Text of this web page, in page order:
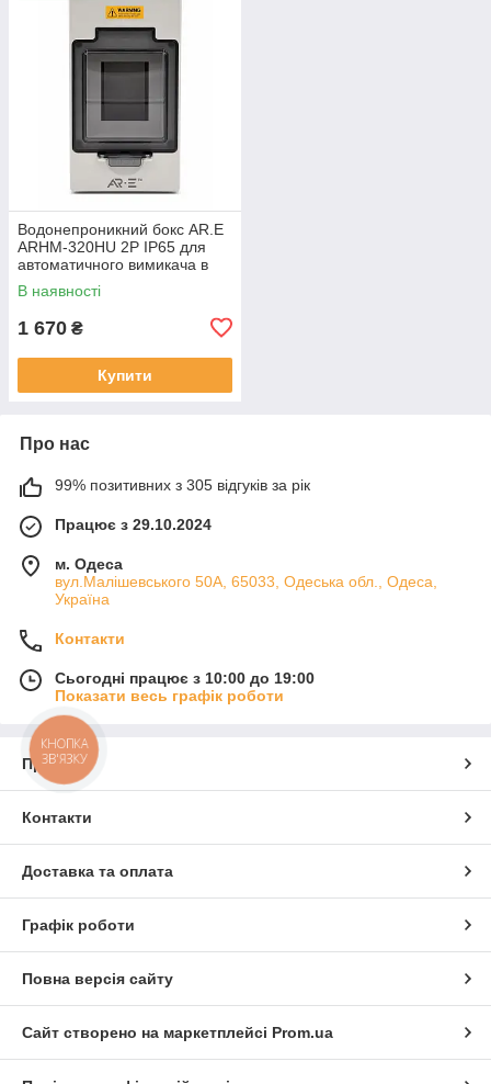
Водонепроникний бокс AR.E
ARHM-320HU 2P IP65 для
автоматичного вимикача в
литому корпусі (MCCB),
зовнішній монтаж
В наявності
1 670 ₴
Купити
Про нас
99% позитивних з 305 відгуків за рік
Працює з 29.10.2024
м. Одеса
вул.Малішевського 50А, 65033, Одеська обл., Одеса,
Україна
Контакти
Сьогодні працює з 10:00 до 19:00
Показати весь графік роботи
Про нас
Контакти
Доставка та оплата
Графік роботи
Повна версія сайту
Сайт створено на маркетплейсі Prom.ua
КНОПКА
ЗВ'ЯЗКУ